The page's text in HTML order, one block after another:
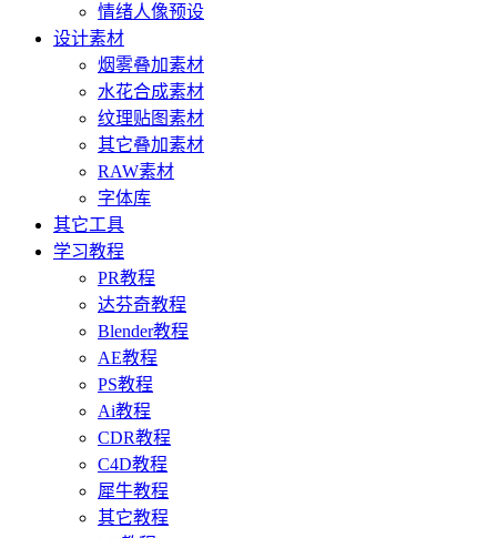
情绪人像预设
设计素材
烟雾叠加素材
水花合成素材
纹理贴图素材
其它叠加素材
RAW素材
字体库
其它工具
学习教程
PR教程
达芬奇教程
Blender教程
AE教程
PS教程
Ai教程
CDR教程
C4D教程
犀牛教程
其它教程